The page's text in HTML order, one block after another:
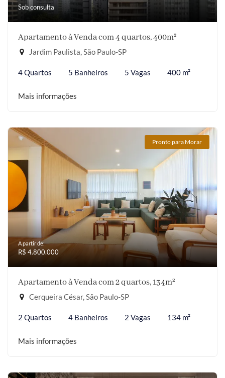
Sob consulta
Apartamento à Venda com 4 quartos, 400m²
Jardim Paulista, São Paulo-SP
4 Quartos 5 Banheiros 5 Vagas 400 m²
Mais informações
Pronto para Morar
A partir de:
R$ 4.800.000
Apartamento à Venda com 2 quartos, 134m²
Cerqueira César, São Paulo-SP
2 Quartos 4 Banheiros 2 Vagas 134 m²
Mais informações